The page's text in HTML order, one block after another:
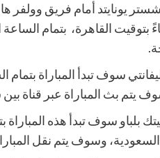
يونايتد أمام فريق وولفر
القاهرة، بتمام الساعة
سوف تبدأ المباراة
يتم بث المباراة عبر قناة
بلباو سوف تبدأ هذه
وسوف يتم نقل